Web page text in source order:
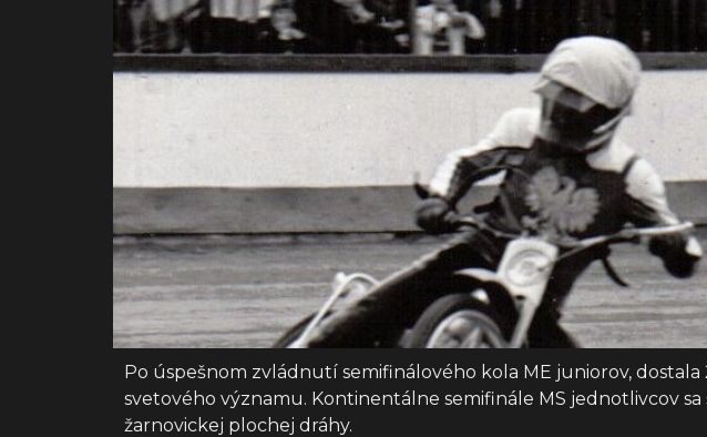
Po úspešnom zvládnutí semifinálového kola ME juniorov,
svetového významu. Kontinentálne semifinále MS jednotlivcov
žarnovickej plochej dráhy.